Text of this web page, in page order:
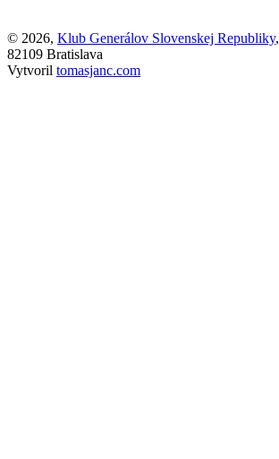
© 2026, Klub Generálov Slovenskej Republiky,
82109 Bratislava
Vytvoril tomasjanc.com